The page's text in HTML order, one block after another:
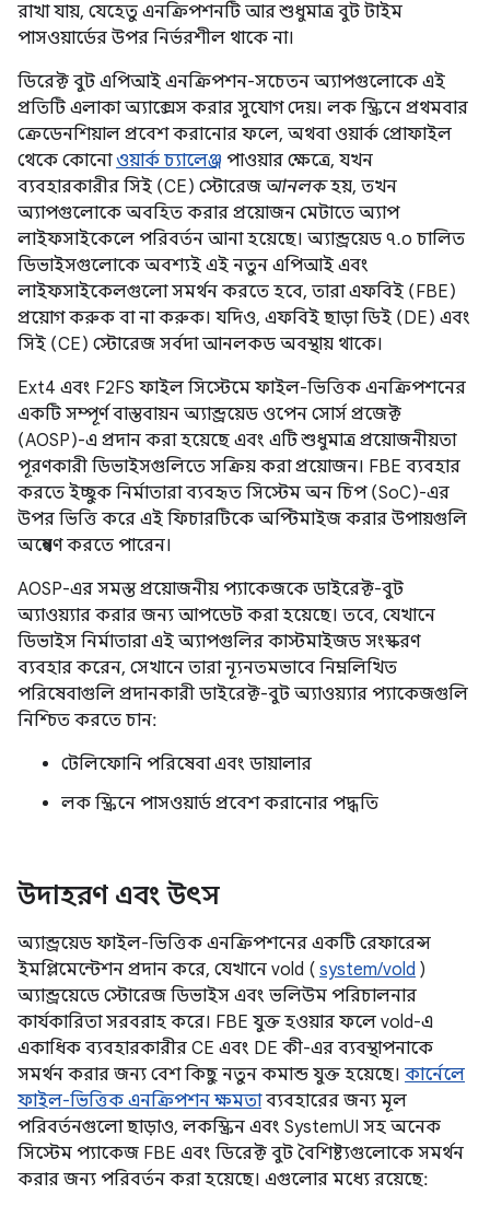
রাখা যায়, যেহেতু এনক্রিপশনটি আর শুধুমাত্র বুট টাইম
পাসওয়ার্ডের উপর নির্ভরশীল থাকে না।
ডিরেক্ট বুট এপিআই এনক্রিপশন-সচেতন অ্যাপগুলোকে এই
প্রতিটি এলাকা অ্যাক্সেস করার সুযোগ দেয়। লক স্ক্রিনে প্রথমবার
ক্রেডেনশিয়াল প্রবেশ করানোর ফলে, অথবা ওয়ার্ক প্রোফাইল
থেকে কোনো ওয়ার্ক চ্যালেঞ্জ পাওয়ার ক্ষেত্রে, যখন
ব্যবহারকারীর সিই (CE) স্টোরেজ আনলকহয়, তখন
অ্যাপগুলোকে অবহিত করার প্রয়োজন মেটাতে অ্যাপ
লাইফসাইকেলে পরিবর্তন আনা হয়েছে। অ্যান্ড্রয়েড ৭.০ চালিত
ডিভাইসগুলোকে অবশ্যই এই নতুন এপিআই এবং
লাইফসাইকেলগুলো সমর্থন করতে হবে, তারা এফবিই (FBE)
প্রয়োগ করুক বা না করুক। যদিও, এফবিই ছাড়া ডিই (DE) এবং
সিই (CE) স্টোরেজ সর্বদা আনলকড অবস্থায় থাকে।
Ext4 এবং F2FS ফাইল সিস্টেমে ফাইল-ভিত্তিক এনক্রিপশনের
একটি সম্পূর্ণ বাস্তবায়ন অ্যান্ড্রয়েড ওপেন সোর্স প্রজেক্ট
(AOSP)-এ প্রদান করা হয়েছে এবং এটি শুধুমাত্র প্রয়োজনীয়তা
পূরণকারী ডিভাইসগুলিতে সক্রিয় করা প্রয়োজন। FBE ব্যবহার
করতে ইচ্ছুক নির্মাতারা ব্যবহৃত সিস্টেম অন চিপ (SoC)-এর
উপর ভিত্তি করে এই ফিচারটিকে অপ্টিমাইজ করার উপায়গুলি
অন্বেষণ করতে পারেন।
AOSP-এর সমস্ত প্রয়োজনীয় প্যাকেজকে ডাইরেক্ট-বুট
অ্যাওয়্যার করার জন্য আপডেট করা হয়েছে। তবে, যেখানে
ডিভাইস নির্মাতারা এই অ্যাপগুলির কাস্টমাইজড সংস্করণ
ব্যবহার করেন, সেখানে তারা ন্যূনতমভাবে নিম্নলিখিত
পরিষেবাগুলি প্রদানকারী ডাইরেক্ট-বুট অ্যাওয়্যার প্যাকেজগুলি
নিশ্চিত করতে চান:
টেলিফোনি পরিষেবা এবং ডায়ালার
লক স্ক্রিনে পাসওয়ার্ড প্রবেশ করানোর পদ্ধতি
উদাহরণ এবং উৎস
অ্যান্ড্রয়েড ফাইল-ভিত্তিক এনক্রিপশনের একটি রেফারেন্স
ইমপ্লিমেন্টেশন প্রদান করে, যেখানে vold ( system/vold )
অ্যান্ড্রয়েডে স্টোরেজ ডিভাইস এবং ভলিউম পরিচালনার
কার্যকারিতা সরবরাহ করে। FBE যুক্ত হওয়ার ফলে vold-এ
একাধিক ব্যবহারকারীর CE এবং DE কী-এর ব্যবস্থাপনাকে
সমর্থন করার জন্য বেশ কিছু নতুন কমান্ড যুক্ত হয়েছে। কার্নেলে
ফাইল-ভিত্তিক এনক্রিপশন ক্ষমতাব্যবহারের জন্য মূল
পরিবর্তনগুলো ছাড়াও, লকস্ক্রিন এবং SystemUI সহ অনেক
সিস্টেম প্যাকেজ FBE এবং ডিরেক্ট বুট বৈশিষ্ট্যগুলোকে সমর্থন
করার জন্য পরিবর্তন করা হয়েছে। এগুলোর মধ্যে রয়েছে: